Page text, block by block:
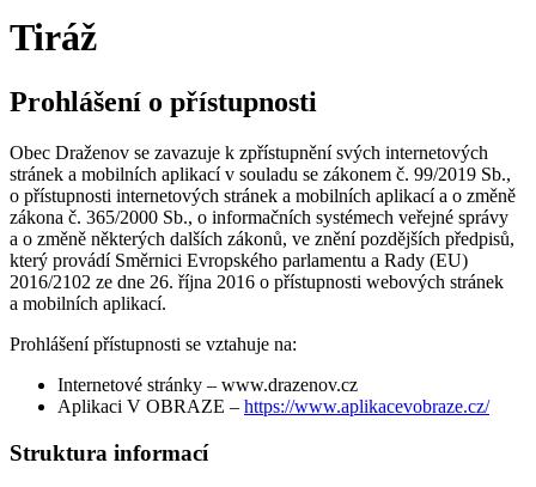
Tiráž
Prohlášení o přístupnosti
Obec Draženov se zavazuje k zpřístupnění svých internetových
stránek a mobilních aplikací v souladu se zákonem č. 99/2019 Sb.,
o přístupnosti internetových stránek a mobilních aplikací a o změně
zákona č. 365/2000 Sb., o informačních systémech veřejné správy
a o změně některých dalších zákonů, ve znění pozdějších předpisů,
který provádí Směrnici Evropského parlamentu a Rady (EU)
2016/2102 ze dne 26. října 2016 o přístupnosti webových stránek
a mobilních aplikací.
Prohlášení přístupnosti se vztahuje na:
Internetové stránky – www.drazenov.cz
Aplikaci V OBRAZE – https://www.aplikacevobraze.cz/
Struktura informací